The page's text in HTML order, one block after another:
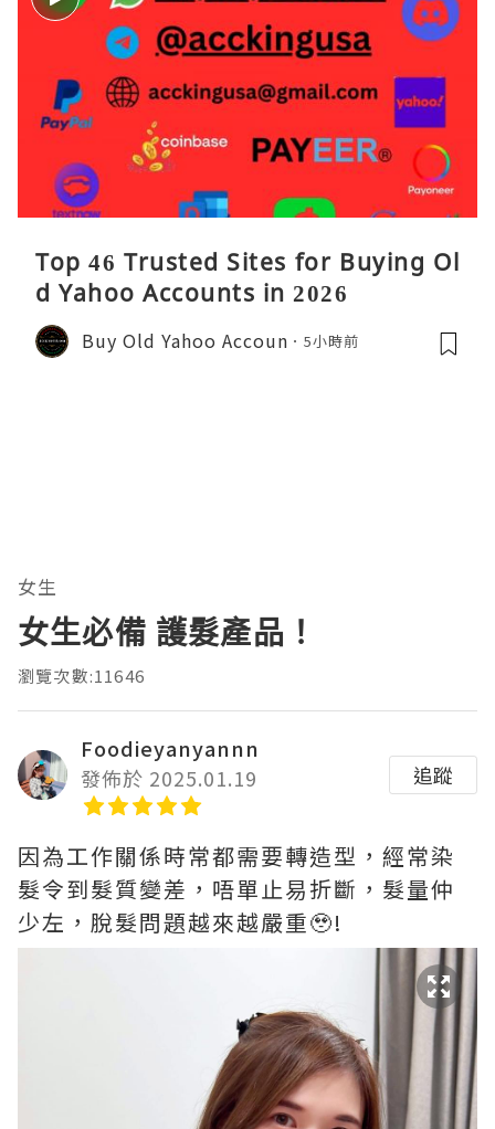
Top 46 Trusted Sites for Buying Ol
d Yahoo Accounts in 2026
Buy Old Yahoo Accoun 5小時前
女生
女生必備 護髮產品！
瀏覽次數:11646
Foodieyanyannn
發佈於 2025.01.19
追蹤
因為工作關係時常都需要轉造型，經常染
髮令到髮質變差，唔單止易折斷，髮量仲
少左，脫髮問題越來越嚴重🥹!